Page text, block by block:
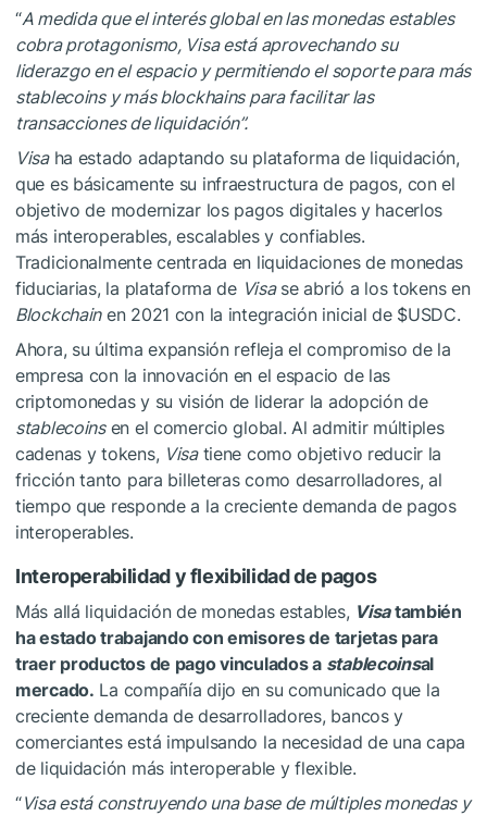
“A medida que el interés global en las monedas estables
cobra protagonismo, Visa está aprovechando su
liderazgo en el espacio y permitiendo el soporte para más
stablecoins y más blockhains para facilitar las
transacciones de liquidación”.
Visaha estado adaptando su plataforma de liquidación,
que es básicamente su infraestructura de pagos, con el
objetivo de modernizar los pagos digitales y hacerlos
más interoperables, escalables y confiables.
Tradicionalmente centrada en liquidaciones de monedas
fiduciarias, la plataforma de Visase abrió a los tokens en
Blockchainen 2021 con la integración inicial de $USDC.
Ahora, su última expansión refleja el compromiso de la
empresa con la innovación en el espacio de las
criptomonedas y su visión de liderar la adopción de
stablecoinsen el comercio global. Al admitir múltiples
cadenas y tokens, Visatiene como objetivo reducir la
fricción tanto para billeteras como desarrolladores, al
tiempo que responde a la creciente demanda de pagos
interoperables.
Interoperabilidad y flexibilidad de pagos
Más allá liquidación de monedas estables, Visatambién
ha estado trabajando con emisores de tarjetas para
traer productos de pago vinculados a stablecoinsal
mercado. La compañía dijo en su comunicado que la
creciente demanda de desarrolladores, bancos y
comerciantes está impulsando la necesidad de una capa
de liquidación más interoperable y flexible.
“Visa está construyendo una base de múltiples monedas y